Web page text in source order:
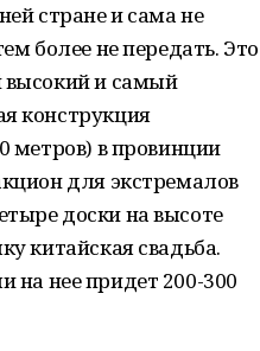
стране и сама не
более не передать. Это
высокий и самый
конструкция
метров) в провинции
для экстремалов
доски на высоте
китайская свадьба.
на нее придет 200-300